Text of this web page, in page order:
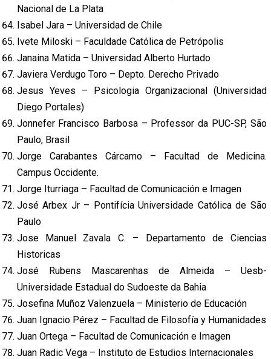
Nacional de La Plata
Isabel Jara – Universidad de Chile
Ivete Miloski – Faculdade Católica de Petrópolis
Janaina Matida – Universidad Alberto Hurtado
Javiera Verdugo Toro – Depto. Derecho Privado
Jesus Yeves – Psicologia Organizacional (Universidad
Diego Portales)
Jonnefer Francisco Barbosa – Professor da PUC-SP, São
Paulo, Brasil
Jorge Carabantes Cárcamo – Facultad de Medicina.
Campus Occidente.
Jorge Iturriaga – Facultad de Comunicación e Imagen
José Arbex Jr – Pontifícia Universidade Católica de São
Paulo
Jose Manuel Zavala C. – Departamento de Ciencias
Historicas
José Rubens Mascarenhas de Almeida – Uesb-
Universidade Estadual do Sudoeste da Bahia
Josefina Muñoz Valenzuela – Ministerio de Educación
Juan Ignacio Pérez – Facultad de Filosofía y Humanidades
Juan Ortega – Facultad de Comunicación e Imagen
Juan Radic Vega – Instituto de Estudios Internacionales